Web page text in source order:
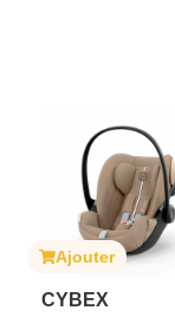
Ajouter
CYBEX